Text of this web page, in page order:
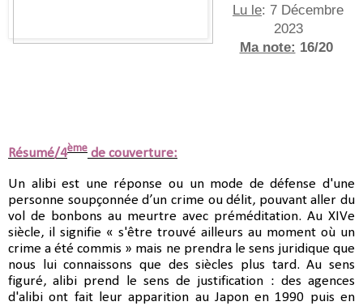
Lu le: 7 Décembre
2023
Ma note: 16/20
Résumé/4ème de couverture:
Un alibi est une réponse ou un mode de défense d'une
personne soupçonnée d’un crime ou délit, pouvant aller du
vol de bonbons au meurtre avec préméditation. Au XIVe
siècle, il signifie « s'être trouvé ailleurs au moment où un
crime a été commis » mais ne prendra le sens juridique que
nous lui connaissons que des siècles plus tard. Au sens
figuré, alibi prend le sens de justification : des agences
d'alibi ont fait leur apparition au Japon en 1990 puis en